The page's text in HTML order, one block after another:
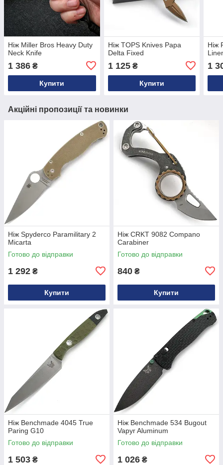
Ніж Miller Bros Heavy Duty
Neck Knife
1 386 ₴
Купити
Ніж TOPS Knives Papa
Delta Fixed
1 125₴
Купити
Ніж
1
Акційні пропозиції та новинки
Ніж Spyderco Paramilitary 2
Micarta
Готово до відправки
1 292 ₴
Купити
Ніж CRKT 9082 Compano
Carabiner
Готово до відправки
840 ₴
Купити
Ніж Benchmade 4045 True
Paring G10
Готово до відправки
1 503 ₴
Ніж Benchmade 534 Bugout
Vapyr Aluminum
Готово до відправки
1 026 ₴